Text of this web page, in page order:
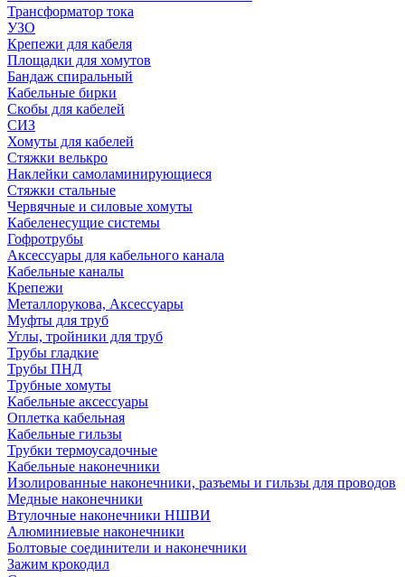
Трансформатор тока
УЗО
Крепежи для кабеля
Площадки для хомутов
Бандаж спиральный
Кабельные бирки
Cкобы для кабелей
СИЗ
Хомуты для кабелей
Стяжки велькро
Наклейки самоламинирующиеся
Стяжки стальные
Червячные и силовые хомуты
Кабеленесущие системы
Гофротрубы
Аксессуары для кабельного канала
Кабельные каналы
Крепежи
Металлорукова, Аксессуары
Муфты для труб
Углы, тройники для труб
Трубы гладкие
Трубы ПНД
Трубные хомуты
Кабельные аксессуары
Оплетка кабельная
Кабельные гильзы
Трубки термоусадочные
Кабельные наконечники
Изолированные наконечники, разъемы и гильзы для проводов
Медные наконечники
Втулочные наконечники НШВИ
Алюминиевые наконечники
Болтовые соединители и наконечники
Зажим крокодил